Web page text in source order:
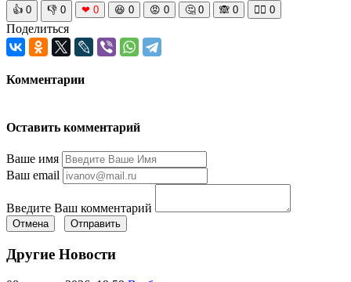
👍 0 👎 0 ❤ 0 😆 0 😡 0 🤔 0 🙈 0 🧘‍♀️ 0
Поделиться
Комментарии
Оставить комментарий
Ваше имя
Ваш email
Введите Ваш комментарий
Отмена Отправить
Другие Новости